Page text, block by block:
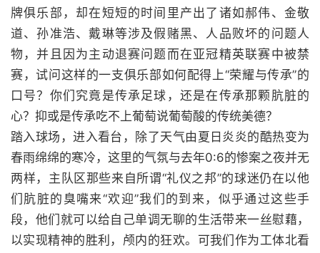
牌俱乐部，却在短短的时间里产出了诸如郝伟、金敬
道、孙准浩、戴琳等涉及假赌黑、人品败坏的问题人
物，并且因为主动退赛问题而在亚冠精英联赛中被禁
赛，试问这样的一支俱乐部如何配得上“荣耀与传承”的
口号？你们究竟是传承足球，还是在传承那颗肮脏的
心？抑或是传承吃不上葡萄说葡萄酸的传统美德？
踏入球场，进入看台，除了天气由夏日炎炎的酷热变为
春雨绵绵的寒冷，这里的气氛与去年0:6的惨案之夜并无
两样，主队区那些来自所谓“礼仪之邦”的球迷仍在以他
们肮脏的臭嘴来“欢迎”我们的到来，似乎通过这些手
段，他们就可以给自己单调无聊的生活带来一丝慰藉，
以实现精神的胜利，颅内的狂欢。可我们作为工体北看